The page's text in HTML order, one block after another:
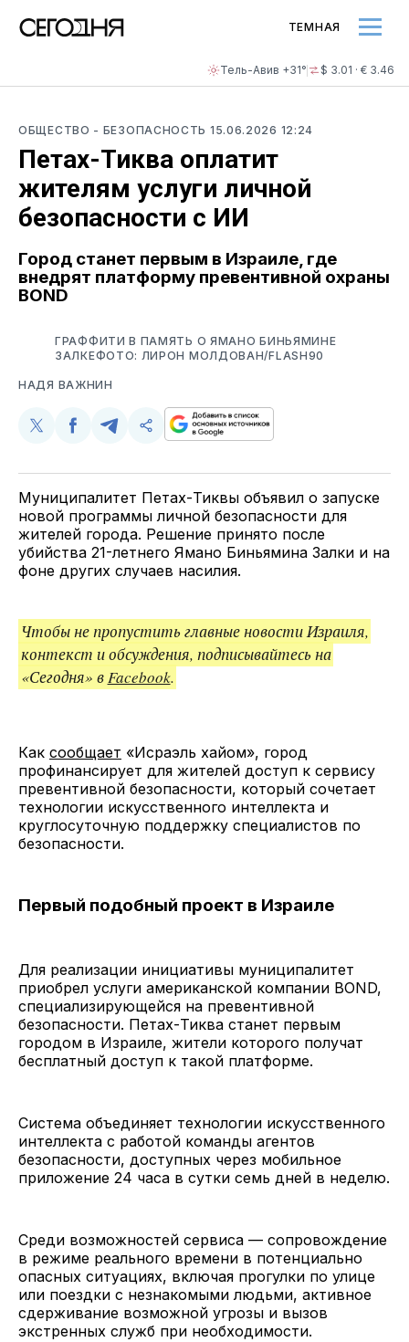
Тель-Авив +31° $ 3.01 · € 3.46
ТЕМНАЯ
ОБЩЕСТВО - БЕЗОПАСНОСТЬ 15.06.2026 12:24
Петах-Тиква оплатит
жителям услуги личной
безопасности с ИИ
Город станет первым в Израиле, где
внедрят платформу превентивной охраны
BOND
ГРАФФИТИ В ПАМЯТЬ О ЯМАНО БИНЬЯМИНЕ
ЗАЛКЕФОТО: ЛИРОН МОЛДОВАН/FLASH90
НАДЯ ВАЖНИН
Поделиться
Twitter
Поделиться
Facebook
Поделиться
Telegram
Скопируйте
поделитесь
ссылкой
Муниципалитет Петах-Тиквы объявил о запуске
новой программы личной безопасности для
жителей города. Решение принято после
убийства 21-летнего Ямано Биньямина Залки и на
фоне других случаев насилия.
Чтобы не пропустить главные новости Израиля,
контекст и обсуждения, подписывайтесь на
«Сегодня» вFacebook.
Как сообщает «Исраэль хайом», город
профинансирует для жителей доступ к сервису
превентивной безопасности, который сочетает
технологии искусственного интеллекта и
круглосуточную поддержку специалистов по
безопасности.
Первый подобный проект в Израиле
Для реализации инициативы муниципалитет
приобрел услуги американской компании BOND,
специализирующейся на превентивной
безопасности. Петах-Тиква станет первым
городом в Израиле, жители которого получат
бесплатный доступ к такой платформе.
Система объединяет технологии искусственного
интеллекта с работой команды агентов
безопасности, доступных через мобильное
приложение 24 часа в сутки семь дней в неделю.
Среди возможностей сервиса — сопровождение
в режиме реального времени в потенциально
опасных ситуациях, включая прогулки по улице
или поездки с незнакомыми людьми, активное
сдерживание возможной угрозы и вызов
экстренных служб при необходимости.